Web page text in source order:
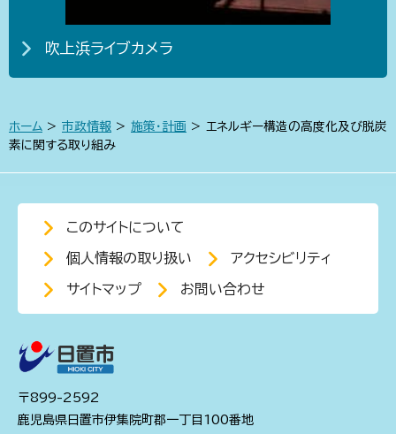
吹上浜ライブカメラ
ホーム > 市政情報 > 施策・計画 > エネルギー構造の高度化及び脱炭
素に関する取り組み
このサイトについて
個人情報の取り扱い アクセシビリティ
サイトマップ お問い合わせ
〒899-2592
鹿児島県日置市伊集院町郡一丁目100番地